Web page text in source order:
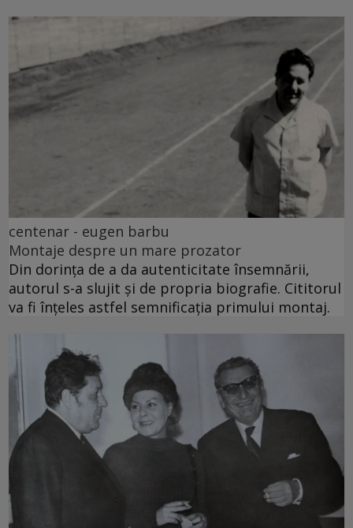
centenar - eugen barbu
Montaje despre un mare prozator
Din dorința de a da autenticitate însemnării,
autorul s-a slujit și de propria biografie. Cititorul
va fi înțeles astfel semnificația primului montaj.